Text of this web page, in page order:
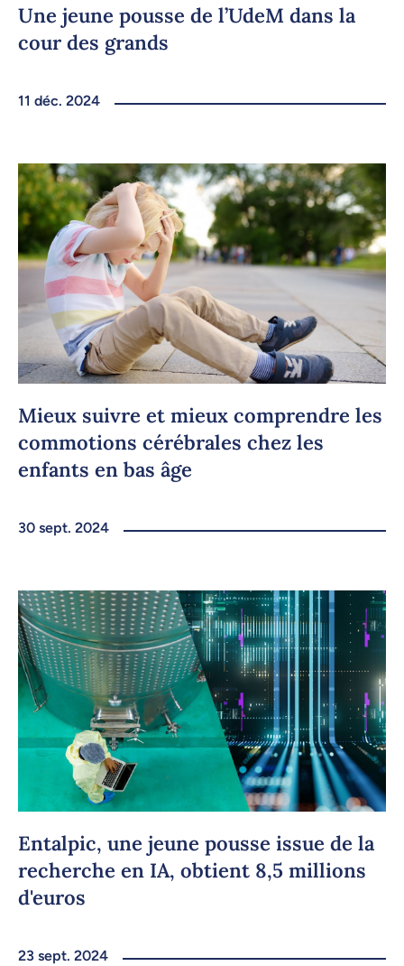
Une jeune pousse de l’UdeM dans la
cour des grands
11 déc. 2024
Mieux suivre et mieux comprendre les
commotions cérébrales chez les
enfants en bas âge
30 sept. 2024
Entalpic, une jeune pousse issue de la
recherche en IA, obtient 8,5 millions
d'euros
23 sept. 2024